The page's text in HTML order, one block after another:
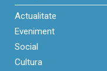
Actualitate
Eveniment
Social
Cultura